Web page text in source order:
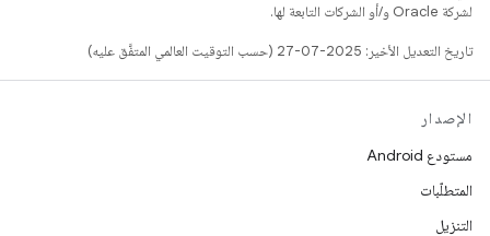
لشركة Oracle و/أو الشركات التابعة لها.
تاريخ التعديل الأخير: 2025-07-27 (حسب التوقيت العالمي المتفَّق عليه)
الإصدار
مستودع Android
المتطلّبات
التنزيل